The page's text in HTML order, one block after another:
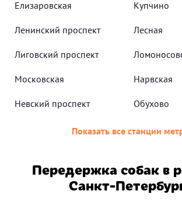
Елизаровская Купчино
Ленинский проспект Лесная
Лиговский проспект
Московская Нарвская
Невский проспект Обухово
Показать все станции
Передержка собак в
Санкт-